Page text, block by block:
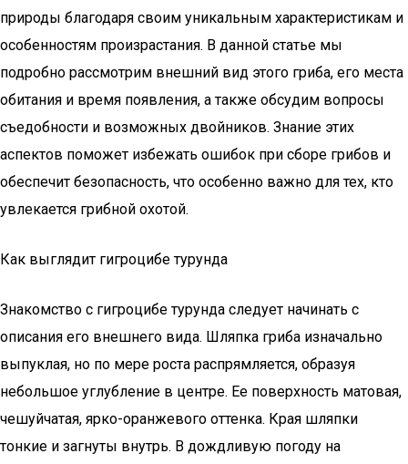
природы благодаря своим уникальным характеристикам и
особенностям произрастания. В данной статье мы
подробно рассмотрим внешний вид этого гриба, его места
обитания и время появления, а также обсудим вопросы
съедобности и возможных двойников. Знание этих
аспектов поможет избежать ошибок при сборе грибов и
обеспечит безопасность, что особенно важно для тех, кто
увлекается грибной охотой.
Как выглядит гигроцибе турунда
Знакомство с гигроцибе турунда следует начинать с
описания его внешнего вида. Шляпка гриба изначально
выпуклая, но по мере роста распрямляется, образуя
небольшое углубление в центре. Ее поверхность матовая,
чешуйчатая, ярко-оранжевого оттенка. Края шляпки
тонкие и загнуты внутрь. В дождливую погоду на